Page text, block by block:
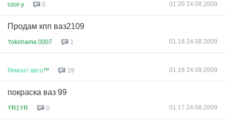
cool-y 0 01:20 24.08.2009
Продам кпп ваз2109
Yokohama 0007 1 01:18 24.08.2009
Ремонт авто™ 19 01:18 24.08.2009
покраска ваз 99
YR1YR 0 01:17 24.08.2009